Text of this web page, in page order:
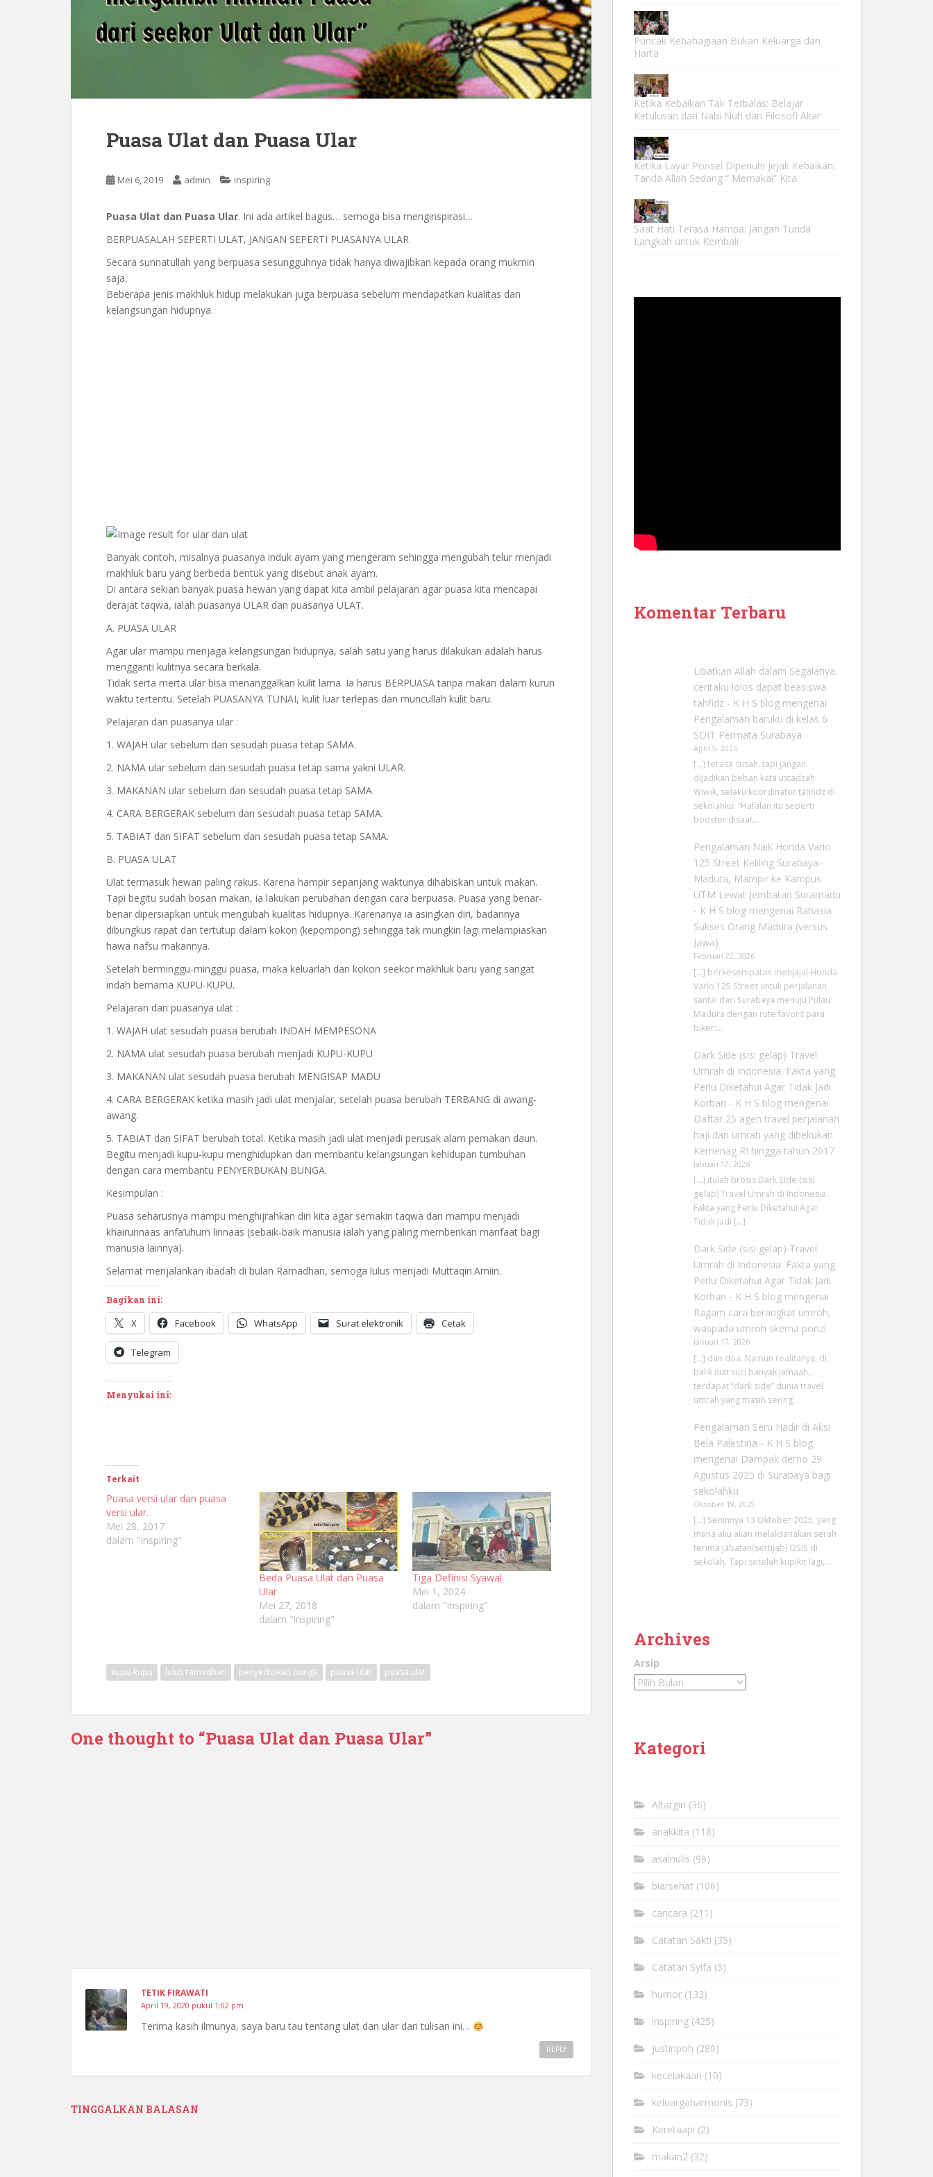
Puasa Ulat dan Puasa Ular
Mei 6, 2019 admin inspiring
Puasa Ulat dan Puasa Ular. Ini ada artikel bagus… semoga bisa menginspirasi…
BERPUASALAH SEPERTI ULAT, JANGAN SEPERTI PUASANYA ULAR
Secara sunnatullah yang berpuasa sesungguhnya tidak hanya diwajibkan kepada orang mukmin
saja.
Beberapa jenis makhluk hidup melakukan juga berpuasa sebelum mendapatkan kualitas dan
kelangsungan hidupnya.
Banyak contoh, misalnya puasanya induk ayam yang mengeram sehingga mengubah telur menjadi
makhluk baru yang berbeda bentuk yang disebut anak ayam.
Di antara sekian banyak puasa hewan yang dapat kita ambil pelajaran agar puasa kita mencapai
derajat taqwa, ialah puasanya ULAR dan puasanya ULAT.
A. PUASA ULAR
Agar ular mampu menjaga kelangsungan hidupnya, salah satu yang harus dilakukan adalah harus
mengganti kulitnya secara berkala.
Tidak serta merta ular bisa menanggalkan kulit lama. Ia harus BERPUASA tanpa makan dalam kurun
waktu tertentu. Setelah PUASANYA TUNAI, kulit luar terlepas dan muncullah kulit baru.
Pelajaran dari puasanya ular :
1. WAJAH ular sebelum dan sesudah puasa tetap SAMA.
2. NAMA ular sebelum dan sesudah puasa tetap sama yakni ULAR.
3. MAKANAN ular sebelum dan sesudah puasa tetap SAMA.
4. CARA BERGERAK sebelum dan sesudah puasa tetap SAMA.
5. TABIAT dan SIFAT sebelum dan sesudah puasa tetap SAMA.
B. PUASA ULAT
Ulat termasuk hewan paling rakus. Karena hampir sepanjang waktunya dihabiskan untuk makan.
Tapi begitu sudah bosan makan, ia lakukan perubahan dengan cara berpuasa. Puasa yang benar-
benar dipersiapkan untuk mengubah kualitas hidupnya. Karenanya ia asingkan diri, badannya
dibungkus rapat dan tertutup dalam kokon (kepompong) sehingga tak mungkin lagi melampiaskan
hawa nafsu makannya.
Setelah berminggu-minggu puasa, maka keluarlah dari kokon seekor makhluk baru yang sangat
indah bernama KUPU-KUPU.
Pelajaran dari puasanya ulat :
1. WAJAH ulat sesudah puasa berubah INDAH MEMPESONA
2. NAMA ulat sesudah puasa berubah menjadi KUPU-KUPU
3. MAKANAN ulat sesudah puasa berubah MENGISAP MADU
4. CARA BERGERAK ketika masih jadi ulat menjalar, setelah puasa berubah TERBANG di awang-
awang.
5. TABIAT dan SIFAT berubah total. Ketika masih jadi ulat menjadi perusak alam pemakan daun.
Begitu menjadi kupu-kupu menghidupkan dan membantu kelangsungan kehidupan tumbuhan
dengan cara membantu PENYERBUKAN BUNGA.
Kesimpulan :
Puasa seharusnya mampu menghijrahkan diri kita agar semakin taqwa dan mampu menjadi
khairunnaas anfa’uhum linnaas (sebaik-baik manusia ialah yang paling memberikan manfaat bagi
manusia lainnya).
Selamat menjalankan ibadah di bulan Ramadhan, semoga lulus menjadi Muttaqin.Amiin.
Bagikan ini:
X Facebook WhatsApp Surat elektronik Cetak
Telegram
Menyukai ini:
Terkait
Puasa versi ular dan puasa
versi ular.
Mei 28, 2017
dalam "inspiring"
Beda Puasa Ulat dan Puasa
Ular
Mei 27, 2018
dalam "inspiring"
Tiga Definisi Syawal
Mei 1, 2024
dalam "inspiring"
kupu-kupu lulus ramadhan penyerbukan bunga puasa ular puasa ulat
One thought to “Puasa Ulat dan Puasa Ular”
TETIK FIRAWATI
April 19, 2020 pukul 1:02 pm
Terima kasih ilmunya, saya baru tau tentang ulat dan ular dari tulisan ini…
REPLY
TINGGALKAN BALASAN
Puncak Kebahagiaan Bukan Keluarga dan
Harta
Ketika Kebaikan Tak Terbalas: Belajar
Ketulusan dari Nabi Nuh dan Filosofi Akar
Ketika Layar Ponsel Dipenuhi Jejak Kebaikan:
Tanda Allah Sedang “ Memakai” Kita
Saat Hati Terasa Hampa: Jangan Tunda
Langkah untuk Kembali
Komentar Terbaru
Libatkan Allah dalam Segalanya,
ceritaku lolos dapat beasiswa
tahfidz - K H S blogmengenai
Pengalaman baruku di kelas 6
SDIT Permata Surabaya
April 5, 2026
[…] terasa susah, tapi jangan
dijadikan beban kata ustadzah
Wiwik, selaku koordinator tahfidz di
sekolahku. “Hafalan itu seperti
booster disaat…
Pengalaman Naik Honda Vario
125 Street Keliling Surabaya–
Madura, Mampir ke Kampus
UTM Lewat Jembatan Suramadu
- K H S blogmengenai Rahasia
Sukses Orang Madura (versus
Jawa)
Februari 22, 2026
[…] berkesempatan menjajal Honda
Vario 125 Street untuk perjalanan
santai dari Surabaya menuju Pulau
Madura dengan rute favorit para
biker:…
Dark Side (sisi gelap) Travel
Umrah di Indonesia: Fakta yang
Perlu Diketahui Agar Tidak Jadi
Korban - K H S blogmengenai
Daftar 25 agen travel perjalanan
haji dan umrah yang dibekukan
Kemenag RI hingga tahun 2017
Januari 17, 2026
[…] itulah brosis Dark Side (sisi
gelap) Travel Umrah di Indonesia:
Fakta yang Perlu Diketahui Agar
Tidak Jadi […]
Dark Side (sisi gelap) Travel
Umrah di Indonesia: Fakta yang
Perlu Diketahui Agar Tidak Jadi
Korban - K H S blogmengenai
Ragam cara berangkat umroh,
waspada umroh skema ponzi
Januari 17, 2026
[…] dan doa. Namun realitanya, di
balik niat suci banyak jamaah,
terdapat “dark side” dunia travel
umrah yang masih sering…
Pengalaman Seru Hadir di Aksi
Bela Palestina - K H S blog
mengenai Dampak demo 29
Agustus 2025 di Surabaya bagi
sekolahku
Oktober 18, 2025
[…] Seninnya 13 Oktober 2025, yang
mana aku akan melaksanakan serah
terima jabatan(sertijab) OSIS di
sekolah. Tapi setelah kupikir lagi,…
Archives
Arsip
Kategori
Altargiri (36)
anakkita (118)
asalnulis (99)
biarsehat (106)
caricara (211)
Catatan Sakti (35)
Catatan Syifa (5)
humor (133)
inspiring (425)
justinpoh (280)
kecelakaan (10)
keluargaharmonis (73)
Keretaapi (2)
makan2 (32)